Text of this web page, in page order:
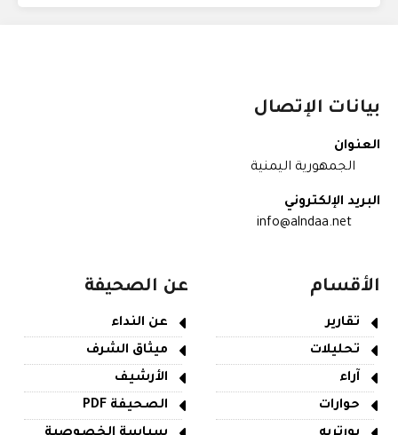
بيانات الإتصال
العنوان
الجمهورية اليمنية
البريد الإلكتروني
info@alndaa.net
الأقسام
تقارير
تحليلات
آراء
حوارات
عن الصحيفة
عن النداء
ميثاق الشرف
الأرشيف
الصحيفة PDF